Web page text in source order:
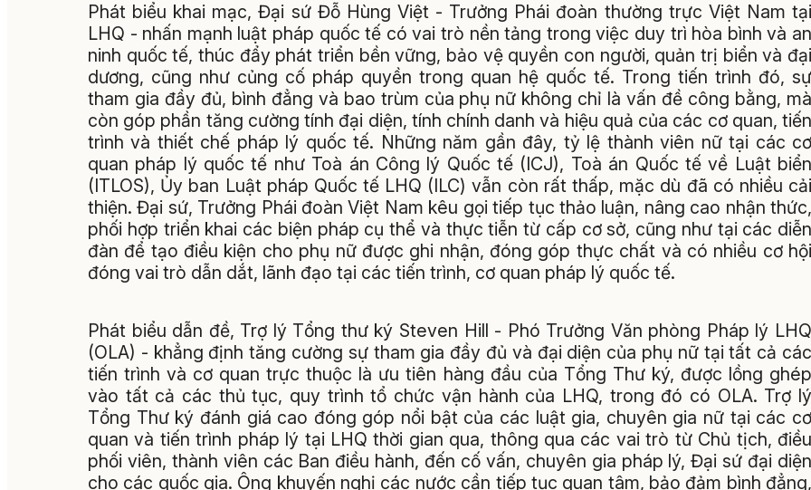
Phát biểu khai mạc, Đại sứ Đỗ Hùng Việt - Trưởng Phái đoàn thường trực Việt Nam tại
LHQ - nhấn mạnh luật pháp quốc tế có vai trò nền tảng trong việc duy trì hòa bình và an
ninh quốc tế, thúc đẩy phát triển bền vững, bảo vệ quyền con người, quản trị biển và đại
dương, cũng như củng cố pháp quyền trong quan hệ quốc tế. Trong tiến trình đó, sự
tham gia đầy đủ, bình đẳng và bao trùm của phụ nữ không chỉ là vấn đề công bằng, mà
còn góp phần tăng cường tính đại diện, tính chính danh và hiệu quả của các cơ quan, tiến
trình và thiết chế pháp lý quốc tế. Những năm gần đây, tỷ lệ thành viên nữ tại các cơ
quan pháp lý quốc tế như Toà án Công lý Quốc tế (ICJ), Toà án Quốc tế về Luật biển
(ITLOS), Ủy ban Luật pháp Quốc tế LHQ (ILC) vẫn còn rất thấp, mặc dù đã có nhiều cải
thiện. Đại sứ, Trưởng Phái đoàn Việt Nam kêu gọi tiếp tục thảo luận, nâng cao nhận thức,
phối hợp triển khai các biện pháp cụ thể và thực tiễn từ cấp cơ sở, cũng như tại các diễn
đàn để tạo điều kiện cho phụ nữ được ghi nhận, đóng góp thực chất và có nhiều cơ hội
đóng vai trò dẫn dắt, lãnh đạo tại các tiến trình, cơ quan pháp lý quốc tế.
Phát biểu dẫn đề, Trợ lý Tổng thư ký Steven Hill - Phó Trưởng Văn phòng Pháp lý LHQ
(OLA) - khẳng định tăng cường sự tham gia đầy đủ và đại diện của phụ nữ tại tất cả các
tiến trình và cơ quan trực thuộc là ưu tiên hàng đầu của Tổng Thư ký, được lồng ghép
vào tất cả các thủ tục, quy trình tổ chức vận hành của LHQ, trong đó có OLA. Trợ lý
Tổng Thư ký đánh giá cao đóng góp nổi bật của các luật gia, chuyên gia nữ tại các cơ
quan và tiến trình pháp lý tại LHQ thời gian qua, thông qua các vai trò từ Chủ tịch, điều
phối viên, thành viên các Ban điều hành, đến cố vấn, chuyên gia pháp lý, Đại sứ đại diện
cho các quốc gia. Ông khuyến nghị các nước cần tiếp tục quan tâm, bảo đảm bình đẳng,